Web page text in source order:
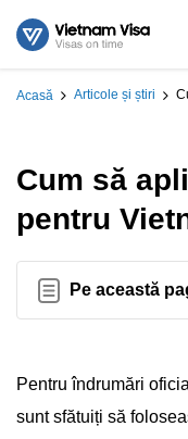
Acasă Articole și știri
Cum să
pentru
Pe această
Pentru îndrumări
sunt sfătuiți să